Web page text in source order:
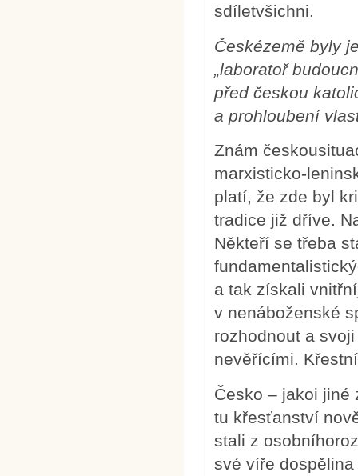
sdíletvšichni.
Českézemě byly
„laboratoř
před českou
a prohloubení
Znám
marxisticko-
platí, že zde byl
tradice již dříve.
Někteří se třeba
a tak získali
v nenáboženské
rozhodnout a
nevěřícími.
Česko – jakoi jiné
tu křesťanství
stali z
své víře